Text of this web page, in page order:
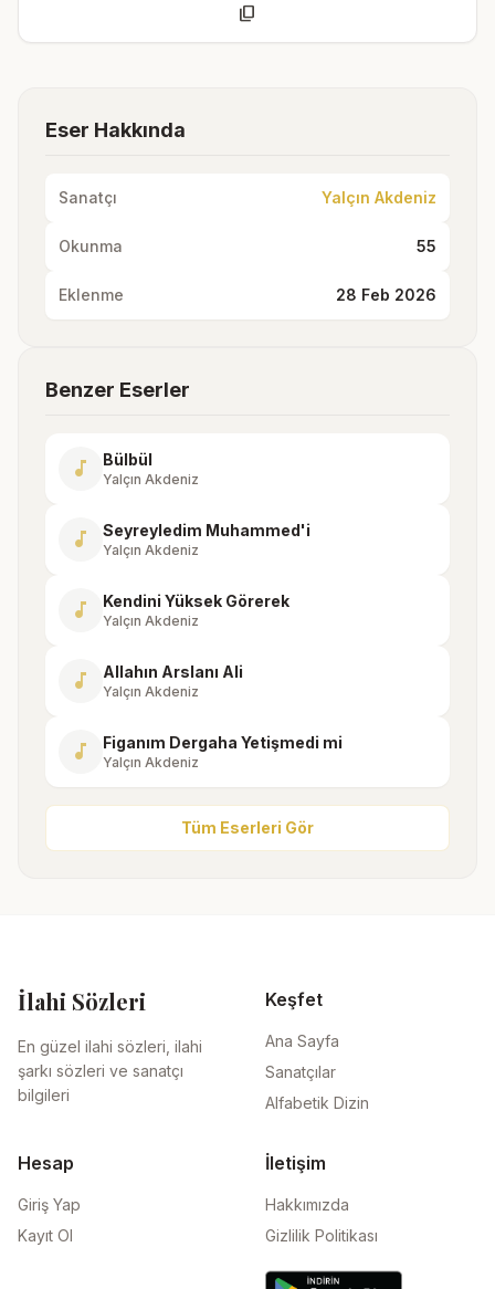
content_copy
Eser Hakkında
Sanatçı Yalçın Akdeniz
Okunma 55
Eklenme 28 Feb 2026
Benzer Eserler
music_note Bülbül
Yalçın Akdeniz
music_note Seyreyledim Muhammed'i
Yalçın Akdeniz
music_note Kendini Yüksek Görerek
Yalçın Akdeniz
music_note Allahın Arslanı Ali
Yalçın Akdeniz
music_note Figanım Dergaha Yetişmedi mi
Yalçın Akdeniz
Tüm Eserleri Gör
İlahi Sözleri
En güzel ilahi sözleri, ilahi
şarkı sözleri ve sanatçı
bilgileri
Keşfet
Ana Sayfa
Sanatçılar
Alfabetik Dizin
Hesap
Giriş Yap
Kayıt Ol
İletişim
Hakkımızda
Gizlilik Politikası